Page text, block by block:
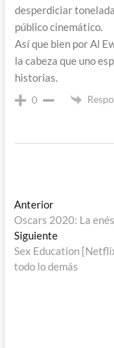
desperdiciar
público cinemático.
Así que bien por Al
la cabeza que uno
historias.
0
Navegación
de
entradas
AnteriorEntrada
anterior:
Oscars 2020: La
SiguienteEntrada
siguiente:
Sex Education
todo lo demás